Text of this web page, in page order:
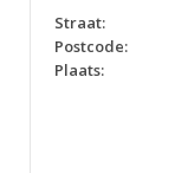
Straat:
Postcode:
Plaats: